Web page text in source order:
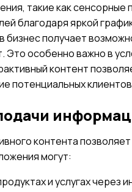
такие как
благодаря яркой
бизнес получает
Это особенно важно в
контент
потенциальных
контента
могут:
и услугах через